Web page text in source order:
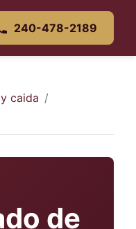
240-478-2189
caida
de